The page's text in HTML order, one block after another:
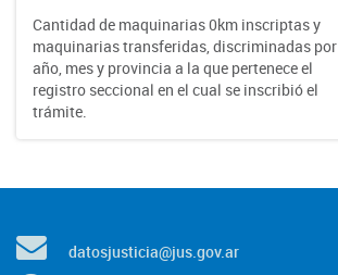
Cantidad de maquinarias 0km inscriptas y
maquinarias transferidas, discriminadas por
año, mes y provincia a la que pertenece el
registro seccional en el cual se inscribió el
trámite.
datosjusticia@jus.gov.ar